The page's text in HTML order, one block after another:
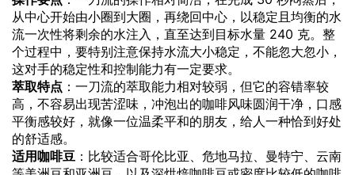
从中心开始由小圈到大圈，再绕回中心，以稳定且均衡的水
流一次性将剩余的水注入，直至达到目标水量 240 克。整
个过程中，要特别注意保持水流大小稳定，不能忽大忽小，
这对手的稳定性和控制能力有一定要求。
萃取特点 ：一刀流的萃取能力相对较弱，但它的容错率较
高，不容易出现苦涩味，冲泡出的咖啡风味圆润干净，口感
平衡感较好，就像一位温柔平和的朋友，给人一种恰到好处
的舒适感。
适用咖啡豆 ：比较适合哥伦比亚、危地马拉、曼特宁、云南